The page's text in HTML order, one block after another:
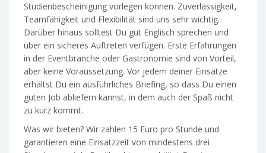
Studienbescheinigung vorlegen können. Zuverlässigkeit,
Teamfähigkeit und Flexibilität sind uns sehr wichtig.
Darüber hinaus solltest Du gut Englisch sprechen und
über ein sicheres Auftreten verfügen. Erste Erfahrungen
in der Eventbranche oder Gastronomie sind von Vorteil,
aber keine Voraussetzung. Vor jedem deiner Einsätze
erhältst Du ein ausführliches Briefing, so dass Du einen
guten Job abliefern kannst, in dem auch der Spaß nicht
zu kurz kommt.
Was wir bieten? Wir zahlen 15 Euro pro Stunde und
garantieren eine Einsatzzeit von mindestens drei